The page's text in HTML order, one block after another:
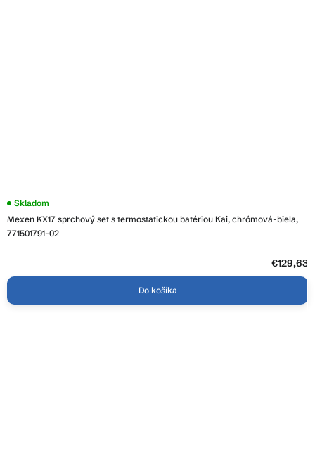
Mexen KX17 sprchový set s termostatickou batériou Kai, chrómová-biela,
771501791-02
Skladom
€129,63
Do košíka